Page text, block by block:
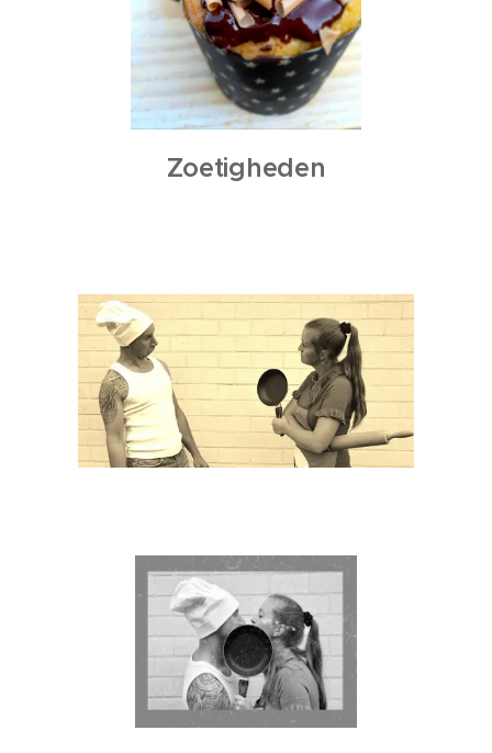
Zoetigheden